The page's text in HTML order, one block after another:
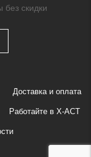
без скидки
Доставка и оплата
Работайте в X-ACT